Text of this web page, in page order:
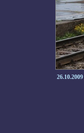
26.10.2009